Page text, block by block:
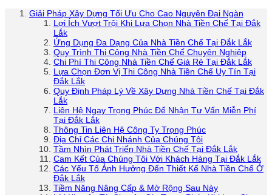
Giải Pháp Xây Dựng Tối Ưu Cho Cao Nguyên Đại Ngàn
Lợi Ích Vượt Trội Khi Lựa Chọn Nhà Tiền Chế Tại Đắk
Lắk
Ứng Dụng Đa Dạng Của Nhà Tiền Chế Tại Đắk Lắk
Quy Trình Thi Công Nhà Tiền Chế Chuyên Nghiệp
Chi Phí Thi Công Nhà Tiền Chế Giá Rẻ Tại Đắk Lắk
Lựa Chọn Đơn Vị Thi Công Nhà Tiền Chế Uy Tín Tại
Đắk Lắk
Quy Định Pháp Lý Về Xây Dựng Nhà Tiền Chế Tại Đắk
Lắk
Liên Hệ Ngay Trọng Phúc Để Nhận Tư Vấn Miễn Phí
Tại Đắk Lắk
Thông Tin Liên Hệ Công Ty Trọng Phúc
Địa Chỉ Các Chi Nhánh Của Chúng Tôi
Tầm Nhìn Phát Triển Nhà Tiền Chế Tại Đắk Lắk
Cam Kết Của Chúng Tôi Với Khách Hàng Tại Đắk Lắk
Các Yếu Tố Ảnh Hưởng Đến Thiết Kế Nhà Tiền Chế Ở
Đắk Lắk
Tiềm Năng Nâng Cấp & Mở Rộng Sau Này